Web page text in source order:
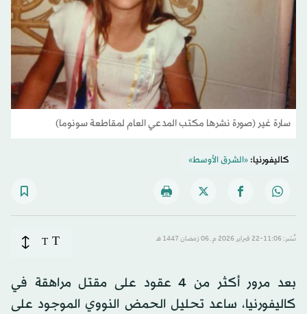
سارة غير (صورة نشرها مكتب المدعي العام لمقاطعة سونوما)
كاليفورنيا:«الشرق الأوسط»
نُشر: 11:06-22 فبراير 2026 م ـ 06 رَمضان 1447 هـ T
T
بعد مرور أكثر من 4 عقود على مقتل مراهقة في
كاليفورنيا، ساعد تحليل الحمض النووي الموجود على